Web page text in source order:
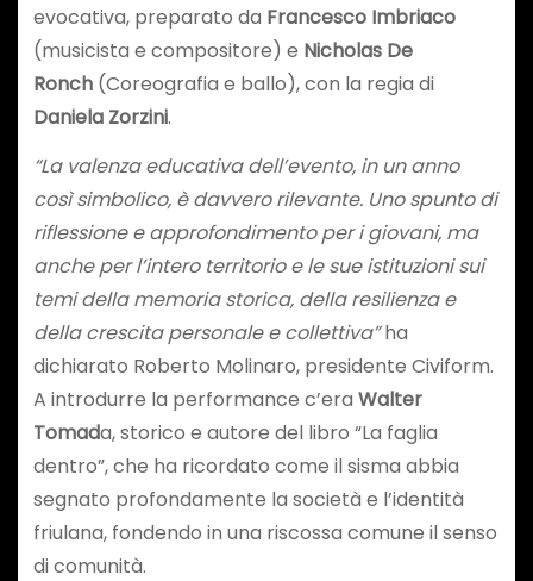
evocativa, preparato da Francesco Imbriaco
(musicista e compositore) e Nicholas De
Ronch(Coreografia e ballo), con la regia di
Daniela Zorzini.
“La valenza educativa dell’evento, in un anno
così simbolico, è davvero rilevante. Uno spunto di
riflessione e approfondimento per i giovani, ma
anche per l’intero territorio e le sue istituzioni sui
temi della memoria storica, della resilienza e
della crescita personale e collettiva”ha
dichiarato Roberto Molinaro, presidente Civiform.
A introdurre la performance c’era Walter
Tomada, storico e autore del libro “La faglia
dentro”, che ha ricordato come il sisma abbia
segnato profondamente la società e l’identità
friulana, fondendo in una riscossa comune il senso
di comunità.